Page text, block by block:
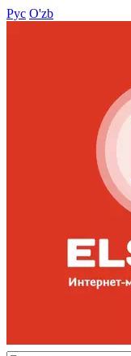
Рус O'zb